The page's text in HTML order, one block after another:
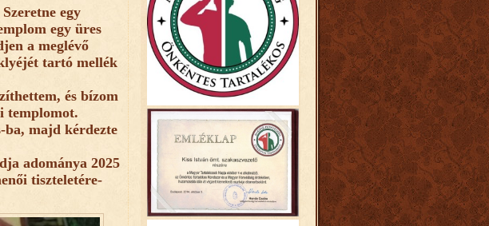
egy
egy üres
a meglévő
tartó mellék
és bízom
templomot.
majd kérdezte
adománya 2025
tiszteletére-